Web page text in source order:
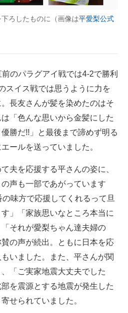
ろしたものに（画像は平愛梨公式
のパラグアイ戦では4-2で勝利
スイス戦では思うように力を
長友さんが髪を染めたのはそ
「色んな思いから金髪にした
勝だ!!」と最後まで諦めず明る
ールを送っていました。
夫を応援する平さんの姿に、
の声も一部であがっています
味方で応援してくれるって旦
」「家族思いなところ本当に
それが愛梨ちゃん達夫婦の
の声が続出。ともに日本を応
いました。また、平さんが関
「ご実家地震大丈夫でした
を震源とする地震が発生した
せられていました。